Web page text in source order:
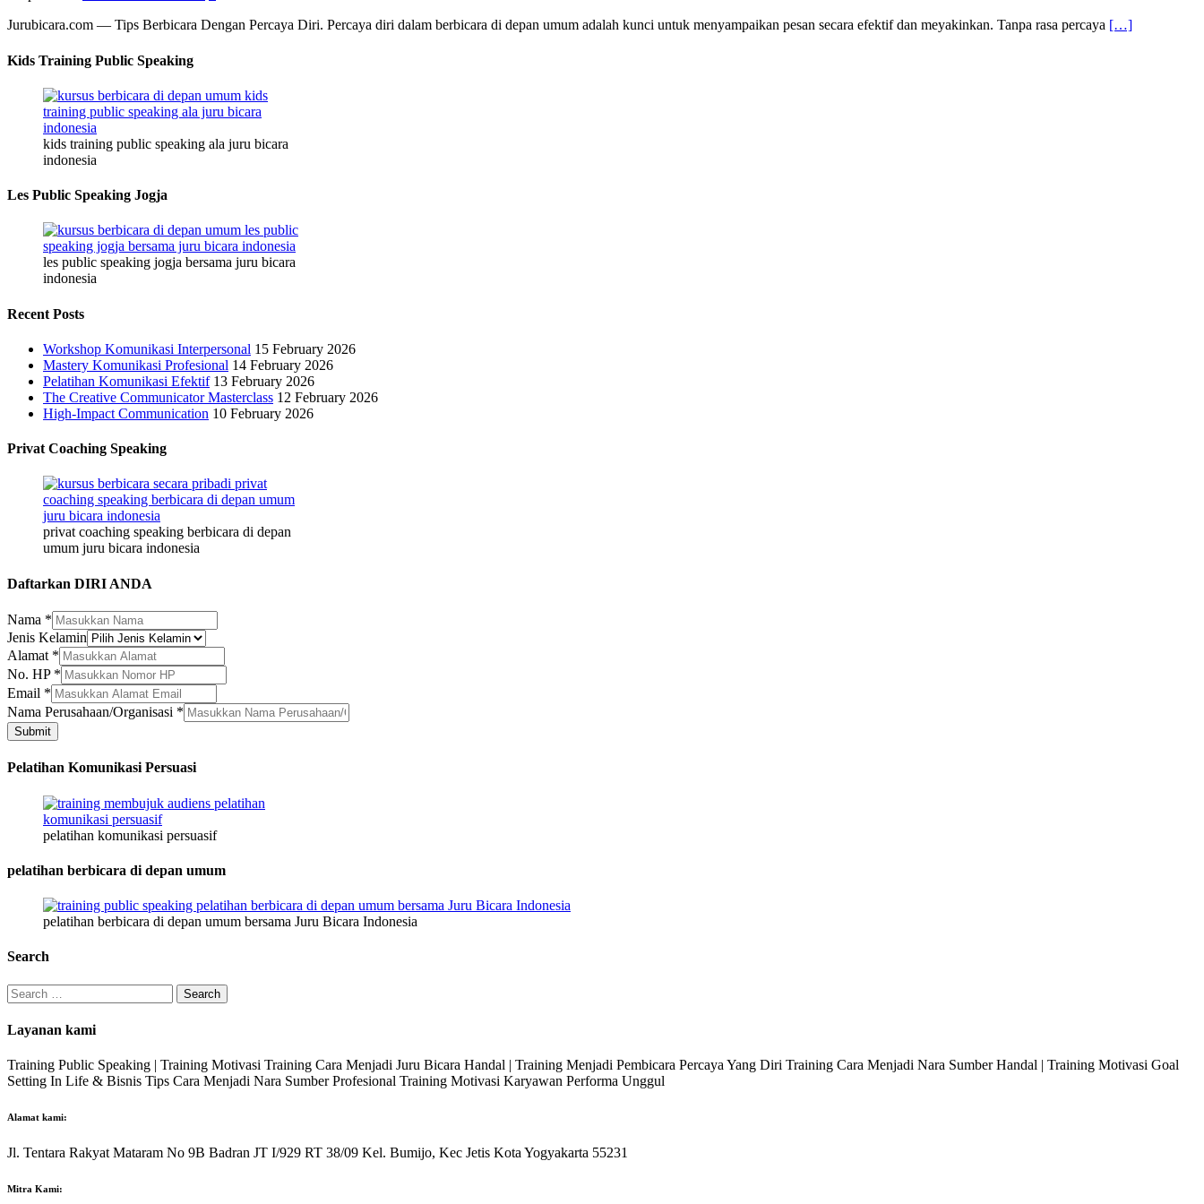
Jurubicara.com — Tips Berbicara Dengan Percaya Diri. Percaya diri dalam berbicara di depan umum adalah kunci untuk menyampaikan pesan secara efektif dan meyakinkan. Tanpa rasa percaya […]
Kids Training Public Speaking
kids training public speaking ala juru bicara
indonesia
Les Public Speaking Jogja
les public speaking jogja bersama juru bicara
indonesia
Recent Posts
Workshop Komunikasi Interpersonal 15 February 2026
Mastery Komunikasi Profesional 14 February 2026
Pelatihan Komunikasi Efektif 13 February 2026
The Creative Communicator Masterclass 12 February 2026
High-Impact Communication 10 February 2026
Privat Coaching Speaking
privat coaching speaking berbicara di depan
umum juru bicara indonesia
Daftarkan DIRI ANDA
Nama *
Jenis Kelamin
Kelamin
Nama
Email
Alamat *
No. HP *
Email *
Nama Perusahaan/Organisasi *
Submit
Pelatihan Komunikasi Persuasi
pelatihan komunikasi persuasif
pelatihan berbicara di depan umum
pelatihan berbicara di depan umum bersama Juru Bicara Indonesia
Search
Search
for:
Layanan kami
Training Public Speaking | Training Motivasi Training Cara Menjadi Juru Bicara Handal | Training Menjadi Pembicara Percaya Yang Diri Training Cara Menjadi Nara Sumber Handal | Training Motivasi Goal
Setting In Life & Bisnis Tips Cara Menjadi Nara Sumber Profesional Training Motivasi Karyawan Performa Unggul
Alamat kami:
Jl. Tentara Rakyat Mataram No 9B Badran JT I/929 RT 38/09 Kel. Bumijo, Kec Jetis Kota Yogyakarta 55231
Mitra Kami: